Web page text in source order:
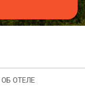
ОБ ОТЕЛЕ